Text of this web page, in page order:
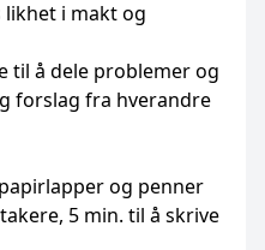
i makt og
til å dele problemer og
forslag fra hverandre
og penner
5 min. til å skrive